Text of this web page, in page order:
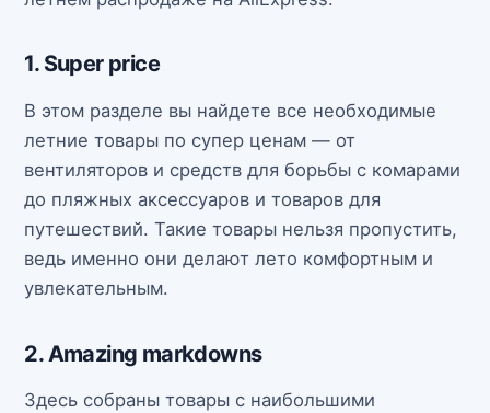
1. Super price
В этом разделе вы найдете все необходимые
летние товары по супер ценам — от
вентиляторов и средств для борьбы с комарами
до пляжных аксессуаров и товаров для
путешествий. Такие товары нельзя пропустить,
ведь именно они делают лето комфортным и
увлекательным.
2. Amazing markdowns
Здесь собраны товары с наибольшими